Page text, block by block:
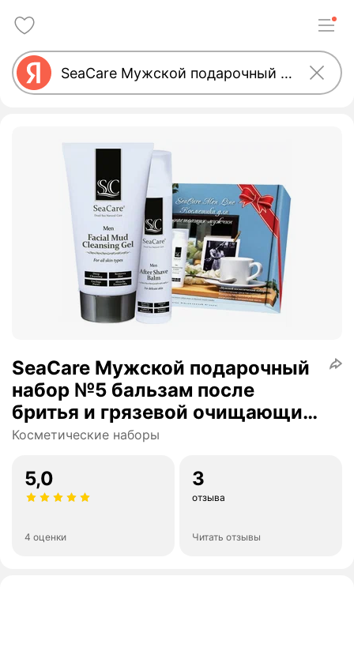
SeaCare Мужской подарочный
набор №5 бальзам после
бритья и грязевой очищающий
гель для лица с минералами
Косметические наборы
5,0
4 оценки
3
отзыва
Читать отзывы